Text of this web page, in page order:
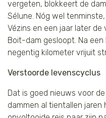
vergeten, blokkeert de
Sélune. Nóg wel
Vézins en een jaar later de
Boit-dam gesloopt. Na
negentig kilometer vrijuit
Verstoorde levenscyclus
Dat is goed nieuws voor
dammen al tientallen